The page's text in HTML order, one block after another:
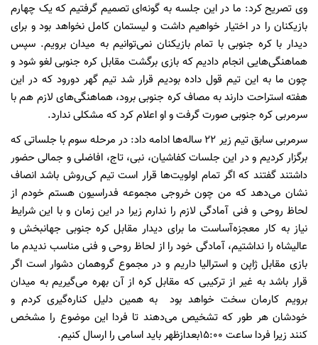
وی تصریح کرد: ما در این جلسه به گونه‌ای تصمیم گرفتیم که یک چهارم
بازیکنان را در اختیار خواهیم داشت و لیستمان کامل نخواهد بود و برای
دیدار با کره جنوبی با تمام بازیکنان نمی‌توانیم به میدان برویم. سپس
هماهنگی‌هایی انجام دادیم که بازی برگشت مقابل کره جنوبی لغو شود و
چون ما به این تیم قول داده بودیم قرار شد تیم گهر دورود که در این
هفته استراحت دارند به مصاف کره جنوبی برود، هماهنگی‌های لازم هم با
سرمربی کره جنوبی صورت گرفت و او اعلام کرد که مشکلی ندارد.
سرمربی سابق تیم زیر 22 ساله‌ها ادامه داد: در مرحله سوم با جلساتی که
برگزار کردیم و در این جلسات کفاشیان، نبی، تاج، افاضلی و جمالی حضور
داشتند گفتند که اگر تمام اولویت‌ها قرار است تیم کی‌روش باشد انصاف
نشان می‌دهد که من چون خروجی مجموعه فدراسیون هستم خودم از
لحاظ روحی و فنی آمادگی لازم را ندارم زیرا در این زمان و با این شرایط
نیاز به کار معجزه‌آساست ما برای دیدار مقابل کره جنوبی جهانبخش و
عالیشاه را نداشتیم، آمادگی خود را از لحاظ روحی و فنی مناسب ندیدم ما
بازی مقابل ژاپن و استرالیا داریم و در مجموع گروهمان دشوار است اگر
قرار باشد به غیر از ترکیبی که مقابل کره از آن بهره می‌گیریم به میدان
برویم کارمان سخت خواهد بود به همین دلیل کناره‌گیری کردم و
خودشان هر طور که تشخیص می‌دهند تا فردا این موضوع را مشخص
کنند زیرا فردا ساعت 15:00بعدازظهر باید اسامی را ارسال کنیم.